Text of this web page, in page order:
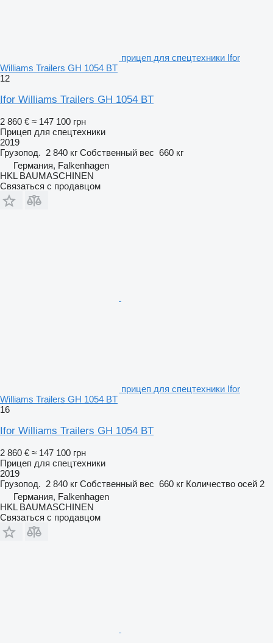
прицеп для спецтехники Ifor
Williams Trailers GH 1054 BT
12
Ifor Williams Trailers GH 1054 BT
2 860 € ≈ 147 100 грн
Прицеп для спецтехники
2019
Грузопод. 2 840 кг Собственный вес 660 кг
Германия, Falkenhagen
HKL BAUMASCHINEN
Связаться с продавцом
прицеп для спецтехники Ifor
Williams Trailers GH 1054 BT
16
Ifor Williams Trailers GH 1054 BT
2 860 € ≈ 147 100 грн
Прицеп для спецтехники
2019
Грузопод. 2 840 кг Собственный вес 660 кг Количество осей 2
Германия, Falkenhagen
HKL BAUMASCHINEN
Связаться с продавцом